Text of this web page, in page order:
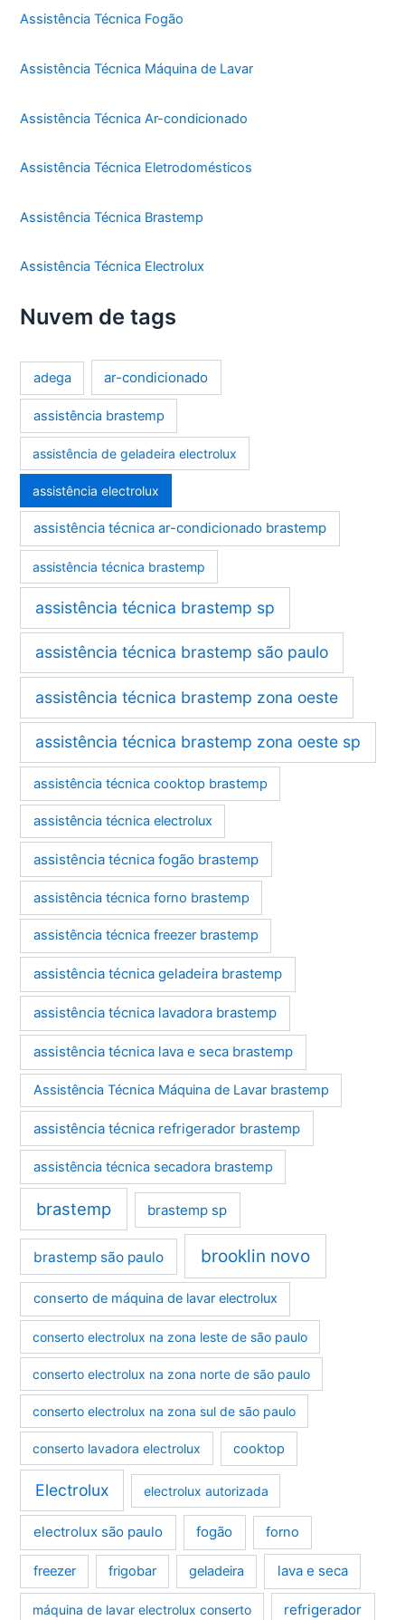
Assistência Técnica Fogão
Assistência Técnica Máquina de Lavar
Assistência Técnica Ar-condicionado
Assistência Técnica Eletrodomésticos
Assistência Técnica Brastemp
Assistência Técnica Electrolux
Nuvem de tags
adega ar-condicionado
assistência brastemp
assistência de geladeira electrolux
assistência electrolux
assistência técnica ar-condicionado brastemp
assistência técnica brastemp
assistência técnica brastemp sp
assistência técnica brastemp são paulo
assistência técnica brastemp zona oeste
assistência técnica brastemp zona oeste sp
assistência técnica cooktop brastemp
assistência técnica electrolux
assistência técnica fogão brastemp
assistência técnica forno brastemp
assistência técnica freezer brastemp
assistência técnica geladeira brastemp
assistência técnica lavadora brastemp
assistência técnica lava e seca brastemp
Assistência Técnica Máquina de Lavar brastemp
assistência técnica refrigerador brastemp
assistência técnica secadora brastemp
brastemp brastemp sp
brastemp são paulo brooklin novo
conserto de máquina de lavar electrolux
conserto electrolux na zona leste de são paulo
conserto electrolux na zona norte de são paulo
conserto electrolux na zona sul de são paulo
conserto lavadora electrolux cooktop
Electrolux electrolux autorizada
electrolux são paulo fogão forno
freezer frigobar geladeira lava e seca
máquina de lavar electrolux conserto refrigerador